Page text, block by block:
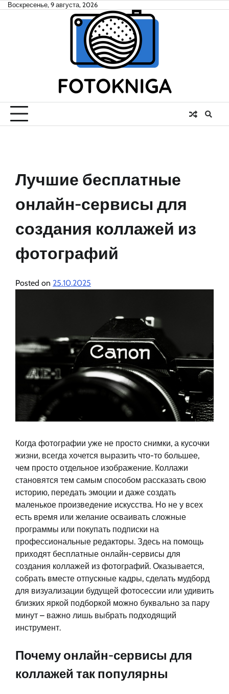
SkipВоскресенье, 9 августа, 2026
Лучшие бесплатные
онлайн-сервисы для
создания коллажей из
фотографий
Posted on 25.10.2025
Когда фотографии уже не просто снимки, а кусочки
жизни, всегда хочется выразить что-то большее,
чем просто отдельное изображение. Коллажи
становятся тем самым способом рассказать свою
историю, передать эмоции и даже создать
маленькое произведение искусства. Но не у всех
есть время или желание осваивать сложные
программы или покупать подписки на
профессиональные редакторы. Здесь на помощь
приходят бесплатные онлайн-сервисы для
создания коллажей из фотографий. Оказывается,
собрать вместе отпускные кадры, сделать мудборд
для визуализации будущей фотосессии или удивить
близких яркой подборкой можно буквально за пару
минут – важно лишь выбрать подходящий
инструмент.
Почему онлайн-сервисы для
коллажей так популярны